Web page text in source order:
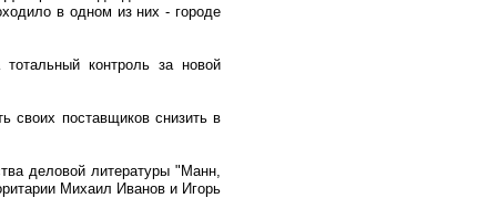
в одном из них - городе
контроль за новой
поставщиков снизить в
деловой литературы "Манн,
Михаил Иванов и Игорь